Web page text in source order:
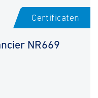
Certificaten
NR669